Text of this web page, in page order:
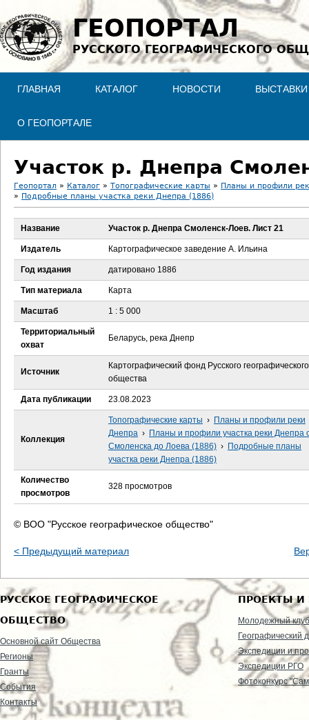
Jump to navigation
ГЕОПОРТАЛ
РУССКОГО ГЕОГРАФИЧЕСКОГО
ГЛАВНАЯ КАТАЛОГ НОВОСТИ ВЫСТАВКИ
О ГЕОПОРТАЛЕ
Участок р. Днепра
В
ы
з
д
е
с
ь
Геопортал » Каталог » Топографические карты » Планы и профили
» Подробные планы участка реки Днепра (1886)
Название Участок р. Днепра Смоленск-Лоев. Лист 21
Издатель Картографическое заведение А. Ильина
Год издания датировано 1886
Тип материала Карта
Масштаб 1 : 5 000
Территориальный
охват
Беларусь, река Днепр
Источник
Картографический фонд Русского географического
общества
Дата публикации 23.08.2023
Коллекция
Топографические карты › Планы и профили реки
Днепра › Планы и профили участка реки Днепра
Смоленска до Лоева (1886) › Подробные планы
участка реки Днепра (1886)
Количество
просмотров
328 просмотров
© ВОО "Русское географическое общество"
< Предыдущий материал
РУССКОЕ ГЕОГРАФИЧЕСКОЕ
ОБЩЕСТВО
Основной сайт Общества
Регионы
Гранты
События
Контакты
ПРОЕКТЫ И
Молодежный клуб
Географический
Экспедиции и
Экспедиции РГО
Фотоконкурс